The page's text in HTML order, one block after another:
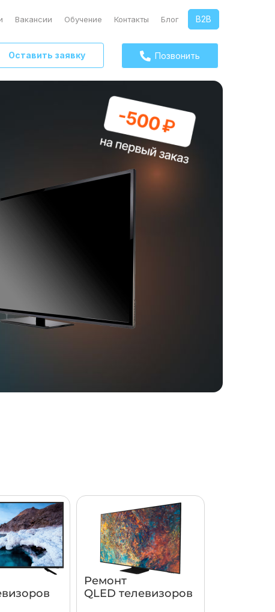
Вакансии Обучение Контакты Блог B2B
Оставить заявку Позвонить
Ремонт
QLED телевизоров